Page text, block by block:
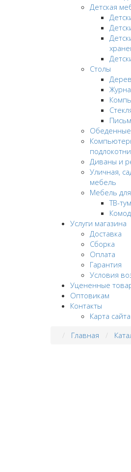
Детская
Столы
Диваны и
Уличная,
мебель
Мебель
ТВ-
Услуги магазина
Доставка
Сборка
Оплата
Гарантия
Условия
Уцененные
Оптовикам
Контакты
Карта сайта
Главная